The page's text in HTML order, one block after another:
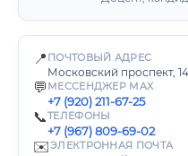
📍 ПОЧТОВЫЙ АДРЕС
Московский проспект, 14
💬 МЕССЕНДЖЕР MAX
+7 (920) 211-67-25
📞ТЕЛЕФОНЫ
+7 (967) 809-69-02
✉️ЭЛЕКТРОННАЯ ПОЧТА